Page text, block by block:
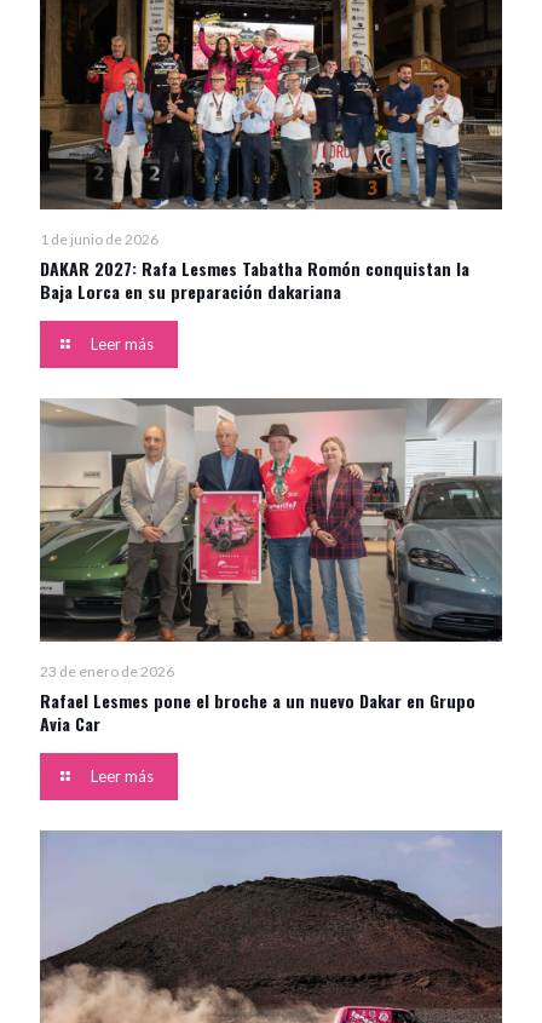
1 de junio de 2026
DAKAR 2027: Rafa Lesmes Tabatha Romón conquistan la
Baja Lorca en su preparación dakariana
Leer más
23 de enero de 2026
Rafael Lesmes pone el broche a un nuevo Dakar en Grupo
Avia Car
Leer más